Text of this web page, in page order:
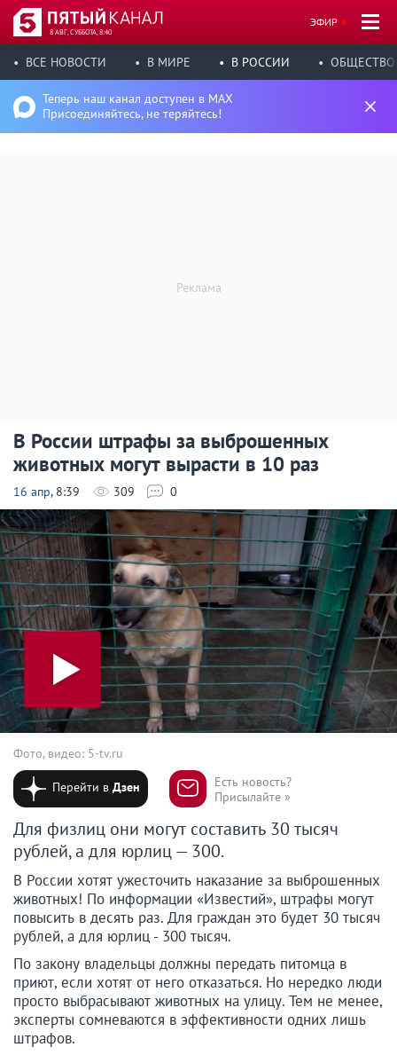
8 АВГ, СУББОТА, 8:40
ЭФИР
ВСЕ НОВОСТИ В МИРЕ В РОССИИ ОБЩЕСТВО
Теперь наш канал доступен в MAX
Присоединяйтесь, не теряйтесь!
В России штрафы за выброшенных
животных могут вырасти в 10 раз
16 апр, 8:39 309 0
Фото, видео: 5-tv.ru
Перейти вДзен
Есть новость?
Присылайте »
Для физлиц они могут составить 30 тысяч
рублей, а для юрлиц — 300.
В России хотят ужесточить наказание за выброшенных
животных! По информации «Известий», штрафы могут
повысить в десять раз. Для граждан это будет 30 тысяч
рублей, а для юрлиц - 300 тысяч.
По закону владельцы должны передать питомца в
приют, если хотят от него отказаться. Но нередко люди
просто выбрасывают животных на улицу. Тем не менее,
эксперты сомневаются в эффективности одних лишь
штрафов.